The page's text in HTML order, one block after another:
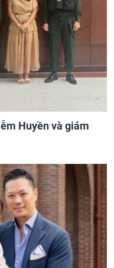
giáp: Dần - Tuất
đầy tay, Tý - Mão
nón ra đi